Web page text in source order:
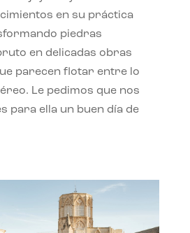
en su práctica
piedras
en delicadas obras
parecen flotar entre lo
Le pedimos que nos
para ella un buen día de